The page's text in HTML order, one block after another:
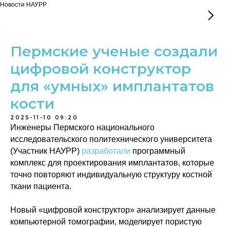
Новости НАУРР
Пермские ученые создали
цифровой конструктор
для «умных» имплантатов
кости
2025-11-10 09:20
Инженеры Пермского национального
исследовательского политехнического университета
(Участник НАУРР) разработали программный
комплекс для проектирования имплантатов, которые
точно повторяют индивидуальную структуру костной
ткани пациента.
Новый «цифровой конструктор» анализирует данные
компьютерной томографии, моделирует пористую